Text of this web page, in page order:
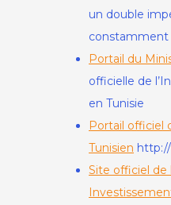
un double
constamment
Portail du
officielle de
en Tunisie
Portail officiel
Tunisien
Site officiel de